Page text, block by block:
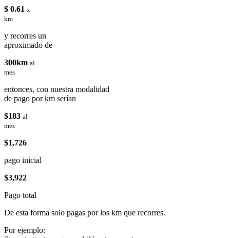
$ 0.61 x
km
y recorres un
aproximado de
300km al
mes
entonces, con nuestra modalidad
de pago por km serían
$183 al
mes
$1,726
pago inicial
$3,922
Pago total
De esta forma solo pagas por los km que recorres.
Por ejemplo: